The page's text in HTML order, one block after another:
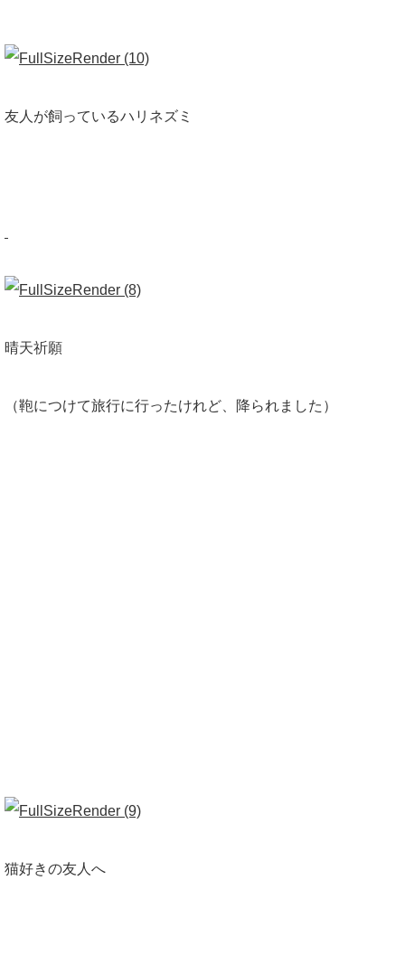
友人が飼っているハリネズミ
晴天祈願
（鞄につけて旅行に行ったけれど、降られました）
猫好きの友人へ